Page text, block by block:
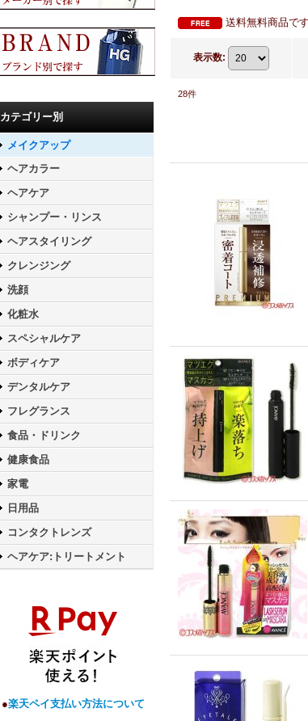
カテゴリー別
メイクアップ
ヘアカラー
ヘアケア
シャンプー・リンス
ヘアスタイリング
クレンジング
洗顔
化粧水
スペシャルケア
ボディケア
デンタルケア
フレグランス
食品・ドリンク
健康食品
家電
日用品
コンタクトレンズ
ヘアケア:トリートメント
●楽天ペイ支払い方法について
送料無料商品です
表示数:
28件